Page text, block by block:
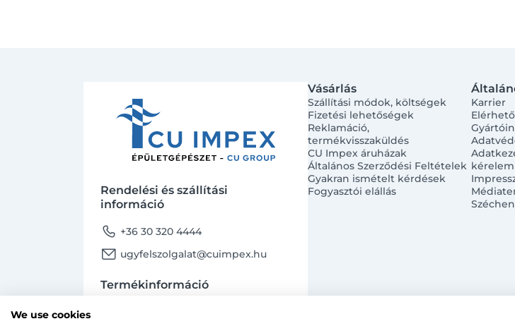
Rendelési és szállítási
információ
phone +36 30 320 4444
email ugyfelszolgalat@cuimpex.hu
Termékinformáció
Vásárlás
Szállítási módok, költségek
Fizetési lehetőségek
Reklamáció,
termékvisszaküldés
CU Impex áruházak
Általános Szerződési Feltételek
Gyakran ismételt kérdések
Fogyasztói elállás
Karrier
kérelem
We use cookies